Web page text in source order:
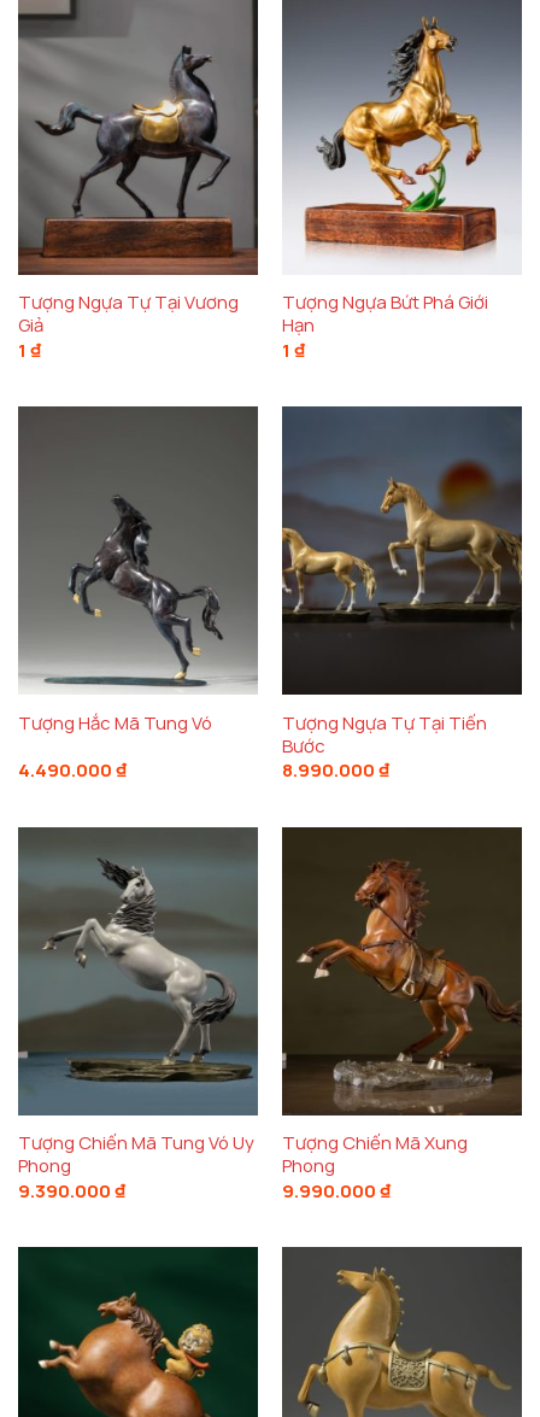
Tượng Ngựa Tự Tại Vương
Giả
1 ₫
Tượng Ngựa Bứt Phá Giới
Hạn
1 ₫
Tượng Hắc Mã Tung Vó
4.490.000 ₫
Tượng Ngựa Tự Tại Tiến
Bước
8.990.000 ₫
Tượng Chiến Mã Tung Vó Uy
Phong
9.390.000 ₫
Tượng Chiến Mã Xung
Phong
9.990.000 ₫